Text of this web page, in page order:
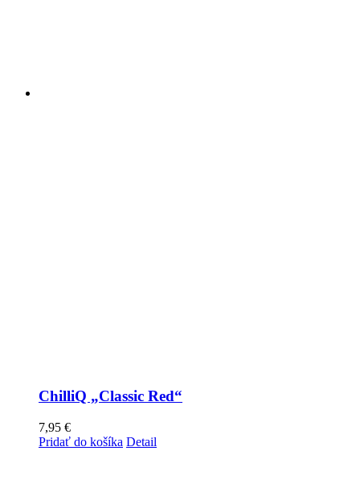
ChilliQ „Classic Red“
7,95 €
Pridať do košíka Detail